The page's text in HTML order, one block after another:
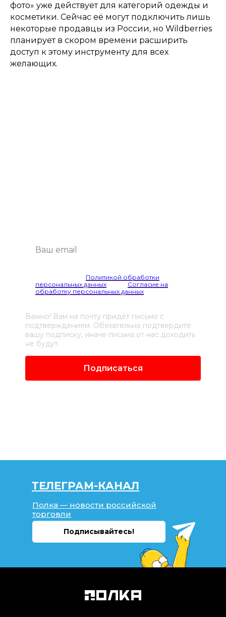
фото» уже действует для категорий одежды и
косметики. Сейчас её могут подключить лишь
некоторые продавцы из России, но Wildberries
планирует в скором времени расширить
доступ к этому инструменту для всех
желающих.
Политикой обработки
персональных данных
Согласие на
обработку персональных данных
Важно! Вам на почту придёт письмо с
подтверждением. Обязательно подтвердите
вашу подписку, иначе письма от нас доходить
не будут.
Подписаться
ТЕЛЕГРАМ-КАНАЛ
Полка — новости российской
торговли
Подписывайтесь!